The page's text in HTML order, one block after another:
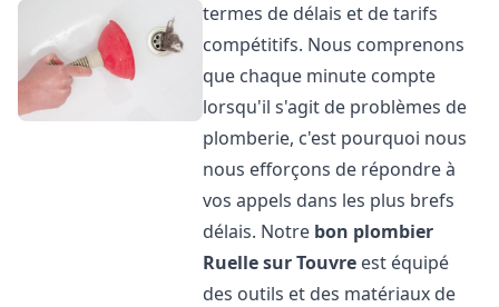
termes de délais et de tarifs
compétitifs. Nous comprenons
que chaque minute compte
lorsqu'il s'agit de problèmes de
plomberie, c'est pourquoi nous
nous efforçons de répondre à
vos appels dans les plus brefs
délais. Notre bon plombier
Ruelle sur Touvre est équipé
des outils et des matériaux de